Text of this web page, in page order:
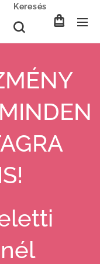
Keresés